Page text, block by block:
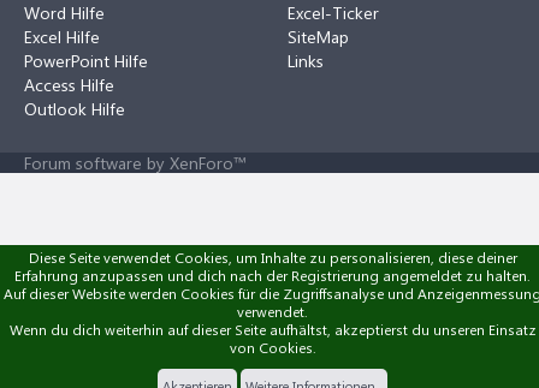
Word Hilfe
Excel Hilfe
PowerPoint Hilfe
Access Hilfe
Outlook Hilfe
Excel-Ticker
SiteMap
Links
Forum software by XenForo™
Diese Seite verwendet Cookies, um Inhalte zu personalisieren, diese deiner
Erfahrung anzupassen und dich nach der Registrierung angemeldet zu halten.
Auf dieser Website werden Cookies für die Zugriffsanalyse und
verwendet.
Wenn du dich weiterhin auf dieser Seite aufhältst, akzeptierst du unseren Einsatz
von Cookies.